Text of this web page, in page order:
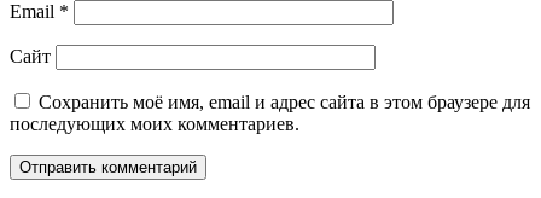
Email *
Сайт
Сохранить моё имя, email и адрес сайта в этом браузере для
последующих моих комментариев.